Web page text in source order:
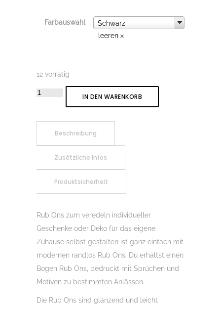
Farbauswahl Schwarz
Farbauswahl
leeren
12 vorrätig
Rub-
Ahoi
Rubon,
Randlos,
Ons,
Rubbelsticker,
für
Glas,
Holz,
Raysin
IN DEN WARENKORB
Beschreibung
Zusätzliche Infos
Produktsicherheit
Rub Ons zum veredeln individueller
Geschenke oder Deko für das eigene
Zuhause selbst gestalten ist ganz einfach mit
modernen randlos Rub Ons. Du erhältst einen
Bogen Rub Ons, bedruckt mit Sprüchen und
Motiven zu bestimmten Anlässen.
Die Rub Ons sind glänzend und leicht